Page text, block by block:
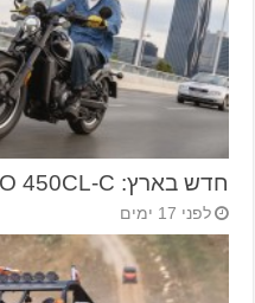
חדש בארץ: CFMOTO 450CL-C – בייבי־קרוזר
לפני 17 ימים